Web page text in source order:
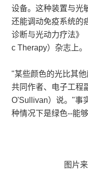
设备。这种装置与光
还能调动免疫系统的
诊断与光动力疗法》
c Therapy）杂志上。
"某些颜色的光比其
共同作者、电子工程
O'Sullivan）说。"事
种情况下是绿色--能
图片